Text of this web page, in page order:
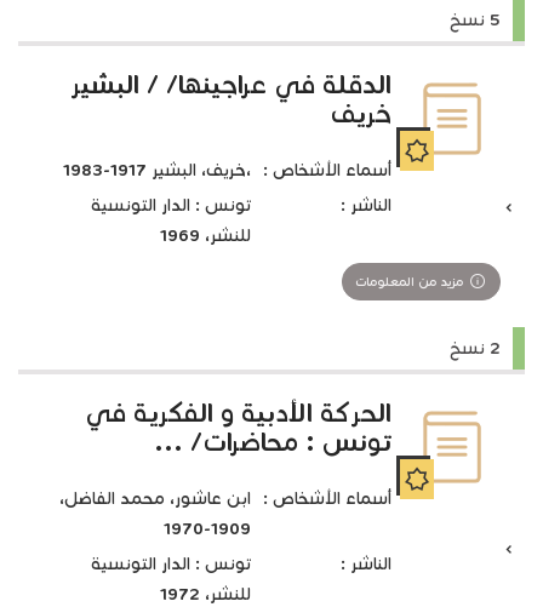
5 نسخ
الدقلة في عراجينها/ / البشير
خريف
أسماء الأشخاص :
،خريف، البشير 1917-1983
الناشر :
تونس : الدار التونسية
للنشر، 1969
مزيد من المعلومات
2 نسخ
الحركة الأدبية و الفكرية في
تونس : محاضرات/ ...
أسماء الأشخاص :
ابن عاشور، محمد الفاضل،
1909-1970
الناشر :
تونس : الدار التونسية
للنشر، 1972